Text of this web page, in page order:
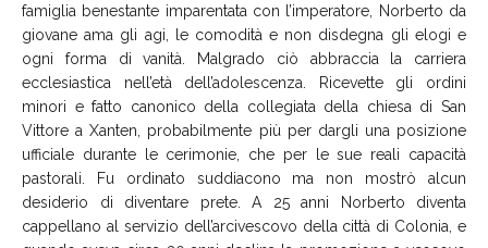
famiglia benestante imparentata con l’imperatore, Norberto da
giovane ama gli agi, le comodità e non disdegna gli elogi e
ogni forma di vanità. Malgrado ciò abbraccia la carriera
ecclesiastica nell’età dell’adolescenza. Ricevette gli ordini
minori e fatto canonico della collegiata della chiesa di San
Vittore a Xanten, probabilmente più per dargli una posizione
ufficiale durante le cerimonie, che per le sue reali capacità
pastorali. Fu ordinato suddiacono ma non mostrò alcun
desiderio di diventare prete. A 25 anni Norberto diventa
cappellano al servizio dell’arcivescovo della città di Colonia, e